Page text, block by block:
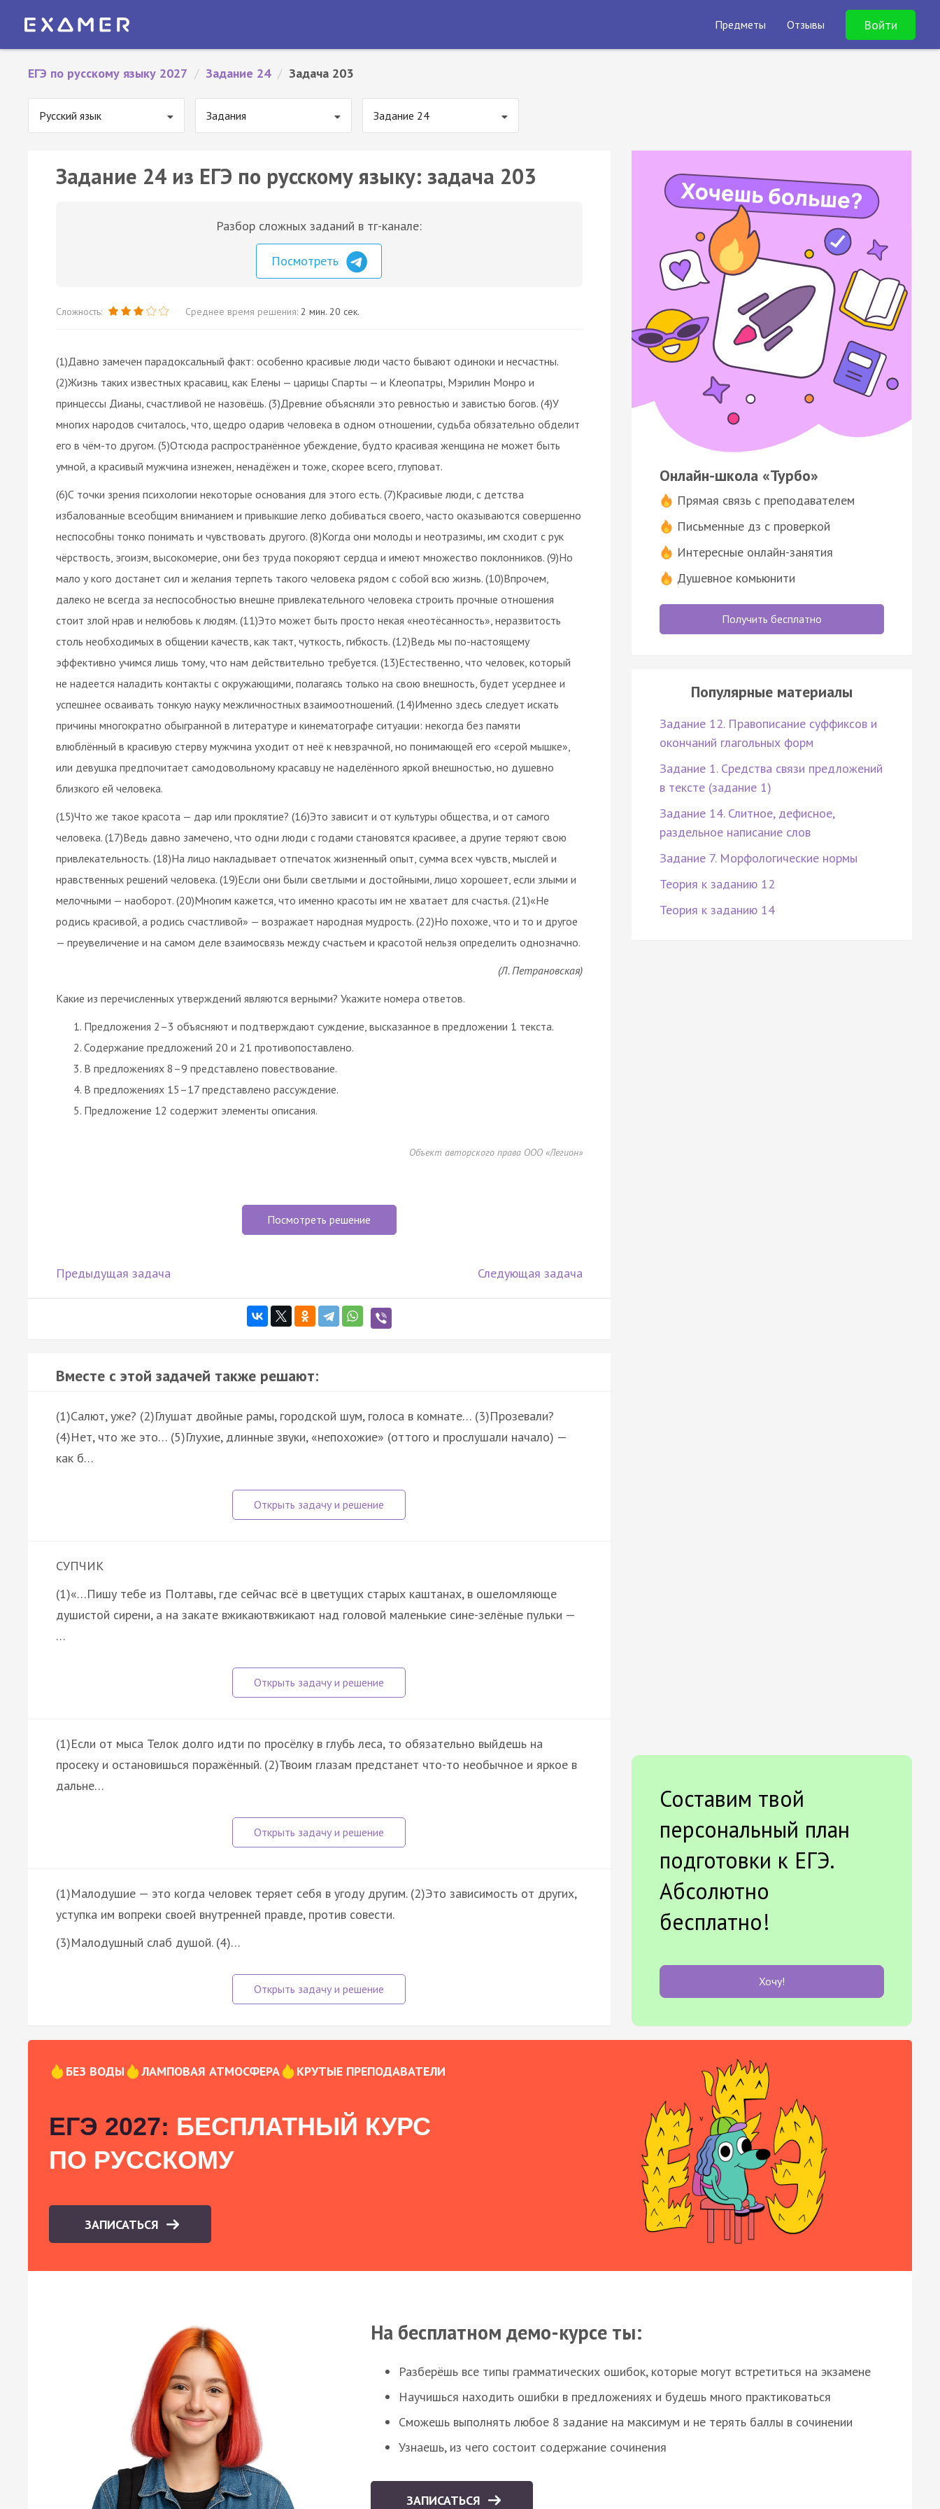
Предметы Отзывы Войти
ЕГЭ по русскому языку 2027 / Задание 24 / Задача 203
Русский язык Задания Задание 24
Задание 24 из ЕГЭ по русскому языку: задача 203
Разбор сложных заданий в тг-канале:
Посмотреть
Сложность: Среднее время решения: 2 мин. 20 сек.
(1)Давно замечен парадоксальный факт: особенно красивые люди часто бывают одиноки и несчастны.
(2)Жизнь таких известных красавиц, как Елены — царицы Спарты — и Клеопатры, Мэрилин Монро и
принцессы Дианы, счастливой не назовёшь. (3)Древние объясняли это ревностью и завистью богов. (4)У
многих народов считалось, что, щедро одарив человека в одном отношении, судьба обязательно обделит
его в чём-то другом. (5)Отсюда распространённое убеждение, будто красивая женщина не может быть
умной, а красивый мужчина изнежен, ненадёжен и тоже, скорее всего, глуповат.
(6)С точки зрения психологии некоторые основания для этого есть. (7)Красивые люди, с детства
избалованные всеобщим вниманием и привыкшие легко добиваться своего, часто оказываются совершенно
неспособны тонко понимать и чувствовать другого. (8)Когда они молоды и неотразимы, им сходит с рук
чёрствость, эгоизм, высокомерие, они без труда покоряют сердца и имеют множество поклонников. (9)Но
мало у кого достанет сил и желания терпеть такого человека рядом с собой всю жизнь. (10)Впрочем,
далеко не всегда за неспособностью внешне привлекательного человека строить прочные отношения
стоит злой нрав и нелюбовь к людям. (11)Это может быть просто некая «неотёсанность», неразвитость
столь необходимых в общении качеств, как такт, чуткость, гибкость. (12)Ведь мы по-настоящему
эффективно учимся лишь тому, что нам действительно требуется. (13)Естественно, что человек, который
не надеется наладить контакты с окружающими, полагаясь только на свою внешность, будет усерднее и
успешнее осваивать тонкую науку межличностных взаимоотношений. (14)Именно здесь следует искать
причины многократно обыгранной в литературе и кинематографе ситуации: некогда без памяти
влюблённый в красивую стерву мужчина уходит от неё к невзрачной, но понимающей его «серой мышке»,
или девушка предпочитает самодовольному красавцу не наделённого яркой внешностью, но душевно
близкого ей человека.
(15)Что же такое красота — дар или проклятие? (16)Это зависит и от культуры общества, и от самого
человека. (17)Ведь давно замечено, что одни люди с годами становятся красивее, а другие теряют свою
привлекательность. (18)На лицо накладывает отпечаток жизненный опыт, сумма всех чувств, мыслей и
нравственных решений человека. (19)Если они были светлыми и достойными, лицо хорошеет, если злыми и
мелочными — наоборот. (20)Многим кажется, что именно красоты им не хватает для счастья. (21)«Не
родись красивой, а родись счастливой» — возражает народная мудрость. (22)Но похоже, что и то и другое
— преувеличение и на самом деле взаимосвязь между счастьем и красотой нельзя определить однозначно.
(Л. Петрановская)
Какие из перечисленных утверждений являются верными? Укажите номера ответов.
Предложения 2–3 объясняют и подтверждают суждение, высказанное в предложении 1 текста.
Содержание предложений 20 и 21 противопоставлено.
В предложениях 8–9 представлено повествование.
В предложениях 15–17 представлено рассуждение.
Предложение 12 содержит элементы описания.
Объект авторского права ООО «Легион»
Посмотреть решение
Предыдущая задача Следующая задача
Вместе с этой задачей также решают:
(1)Салют, уже? (2)Глушат двойные рамы, городской шум, голоса в комнате… (3)Прозевали?
(4)Нет, что же это… (5)Глухие, длинные звуки, «непохожие» (оттого и прослушали начало) —
как б…
СУПЧИК
(1)«…Пишу тебе из Полтавы, где сейчас всё в цветущих старых каштанах, в ошеломляюще
душистой сирени, а на закате вжикаютвжикают над головой маленькие сине-зелёные пульки —
…
(1)Если от мыса Телок долго идти по просёлку в глубь леса, то обязательно выйдешь на
просеку и остановишься поражённый. (2)Твоим глазам предстанет что-то необычное и яркое в
дальне…
(1)Малодушие — это когда человек теряет себя в угоду другим. (2)Это зависимость от других,
уступка им вопреки своей внутренней правде, против совести.
(3)Малодушный слаб душой. (4)…
Онлайн-школа «Турбо»
Прямая связь с преподавателем
Письменные дз с проверкой
Интересные онлайн-занятия
Душевное комьюнити
Получить бесплатно
Популярные материалы
Задание 12. Правописание суффиксов и
окончаний глагольных форм
Задание 1. Средства связи предложений
в тексте (задание 1)
Задание 14. Слитное, дефисное,
раздельное написание слов
Задание 7. Морфологические нормы
Теория к заданию 12
Теория к заданию 14
Составим твой
персональный план
подготовки к ЕГЭ.
Абсолютно
бесплатно!
Хочу!
БЕЗ ВОДЫ ЛАМПОВАЯ АТМОСФЕРА КРУТЫЕ ПРЕПОДАВАТЕЛИ
ЕГЭ 2027: БЕСПЛАТНЫЙ КУРС
ПО РУССКОМУ
ЗАПИСАТЬСЯ
На бесплатном демо-курсе ты:
Разберёшь все типы грамматических ошибок, которые могут встретиться на экзамене
Научишься находить ошибки в предложениях и будешь много практиковаться
Сможешь выполнять любое 8 задание на максимум и не терять баллы в сочинении
Узнаешь, из чего состоит содержание сочинения
ЗАПИСАТЬСЯ